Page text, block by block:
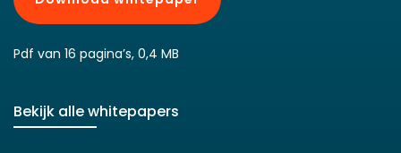
Pdf van 16 pagina’s, 0,4 MB
Bekijk alle whitepapers